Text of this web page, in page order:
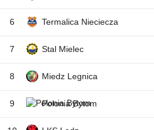
6 Termalica Nieciecza
7 Stal Mielec
8 Miedz Legnica
9 Polonia Bytom